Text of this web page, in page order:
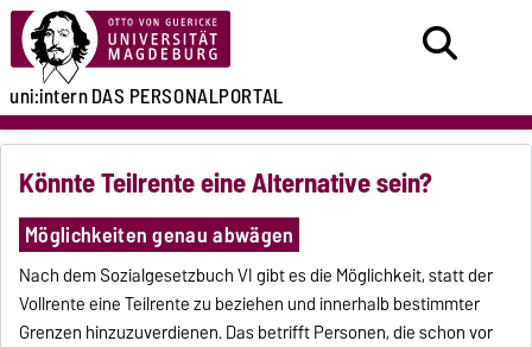
uni:internDAS PERSONALPORTAL
Könnte Teilrente eine Alternative sein?
Möglichkeiten genau abwägen
Nach dem Sozialgesetzbuch VI gibt es die Möglichkeit, statt der
Vollrente eine Teilrente zu beziehen und innerhalb bestimmter
Grenzen hinzuzuverdienen. Das betrifft Personen, die schon vor